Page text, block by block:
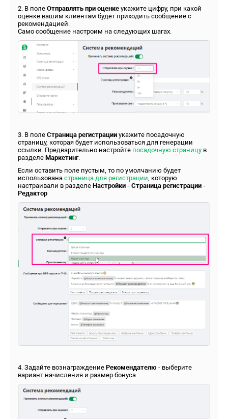
2. В поле Отправлять при оценке укажите цифру, при какой
оценке вашим клиентам будет приходить сообщение с
рекомендацией.
Само сообщение настроим на следующих шагах.
3. В поле Страница регистрации укажите посадочную
страницу, которая будет использоваться для генерации
ссылки. Предварительно настройте посадочную страницу в
разделе Маркетинг.
Если оставить поле пустым, то по умолчанию будет
использована страница для регистрации , которую
настраивали в разделе Настройки - Страница регистрации -
Редактор
4. Задайте вознаграждение Рекомендателю - выберите
вариант начисления и размер бонуса.